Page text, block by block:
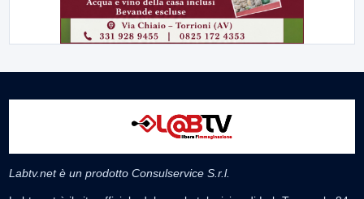
Labtv.net è un prodotto Consulservice S.r.l.